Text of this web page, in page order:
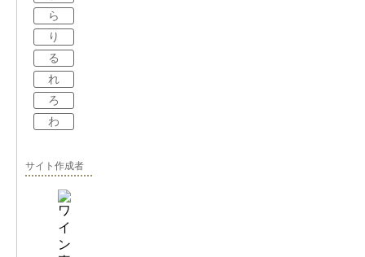
ら
り
る
れ
ろ
わ
サイト作成者